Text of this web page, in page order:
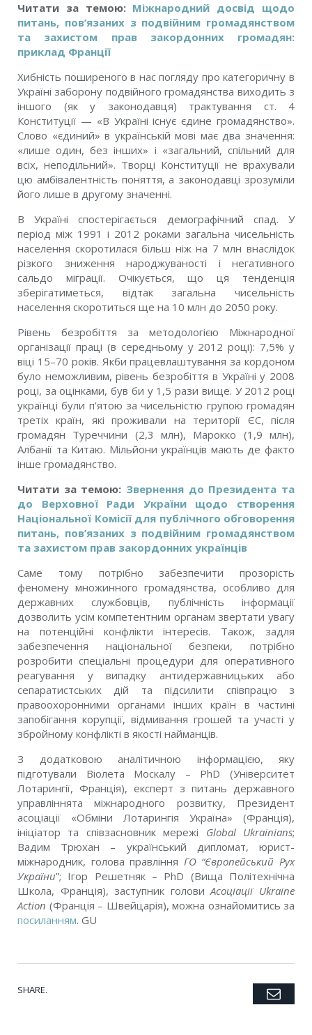
Читати за темою: Mіжнародний досвід щодо
питань, пов’язаних з подвійним громадянством
та захистом прав закордонних громадян:
приклад Франції
Хибність поширеного в нас погляду про категоричну в
Україні заборону подвійного громадянства виходить з
іншого (як у законодавця) трактування ст. 4
Конституції — «В Україні існує єдине громадянство».
Слово «єдиний» в українській мові має два значення:
«лише один, без інших» і «загальний, спільний для
всіх, неподільний». Творці Конституції не врахували
цю амбівалентність поняття, а законодавці зрозуміли
його лише в другому значенні.
В Україні спостерігається демографічний спад. У
період між 1991 і 2012 роками загальна чисельність
населення скоротилася більш ніж на 7 млн внаслідок
різкого зниження народжуваності і негативного
сальдо міграції. Очікується, що ця тенденція
зберігатиметься, відтак загальна чисельність
населення скоротиться ще на 10 млн до 2050 року.
Рівень безробіття за методологією Міжнародної
організації праці (в середньому у 2012 році): 7,5% у
віці 15–70 років. Якби працевлаштування за кордоном
було неможливим, рівень безробіття в Україні у 2008
році, за оцінками, був би у 1,5 рази вище. У 2012 році
українці були п’ятою за чисельністю групою громадян
третіх країн, які проживали на території ЄС, після
громадян Туреччини (2,3 млн), Марокко (1,9 млн),
Албанії та Китаю. Мільйони українців мають де факто
інше громадянство.
Читати за темою: Звернення до Президента та
до Верховної Ради України щодо створення
Національної Комісії для публічного обговорення
питань, пов’язаних з подвійним громадянством
та захистом прав закордонних українців
Саме тому потрібно забезпечити прозорість
феномену множинного громадянства, особливо для
державних службовців, публічність інформації
дозволить усім компетентним органам звертати увагу
на потенційні конфлікти інтересів. Також, задля
забезпечення національної безпеки, потрібно
розробити спеціальні процедури для оперативного
реагування у випадку антидержавницьких або
сепаратистських дій та підсилити співпрацю з
правоохоронними органами інших країн в частині
запобігання корупції, відмивання грошей та участі у
збройному конфлікті в якості найманців.
З додатковою аналітичною інформацією, яку
підготували Віолета Москалу – PhD (Університет
Лотарингії, Франція), експерт з питань державного
управліннята міжнародного розвитку, Президент
асоціації «Обміни Лотарингія Україна» (Франція),
ініціатор та співзасновник мережі Global Ukrainians;
Вадим Трюхан – український дипломат, юрист-
міжнародник, голова правління ГО “Європейський Рух
України”; Ігор Решетняк – PhD (Вища Політехнічна
Школа, Франція), заступник головиАсоціації Ukraine
Action (Франція – Швейцарія), можна ознайомитись за
посиланням. GU
SHARE. Twitter
Facebook
Google+
Pinterest
LinkedIn
Tumblr